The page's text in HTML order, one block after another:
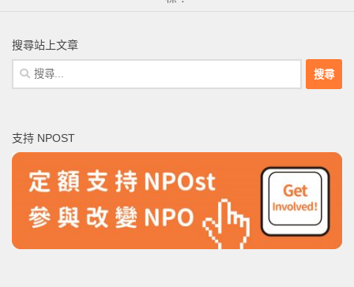
搜尋站上文章
搜
尋
字:
支持 NPOST